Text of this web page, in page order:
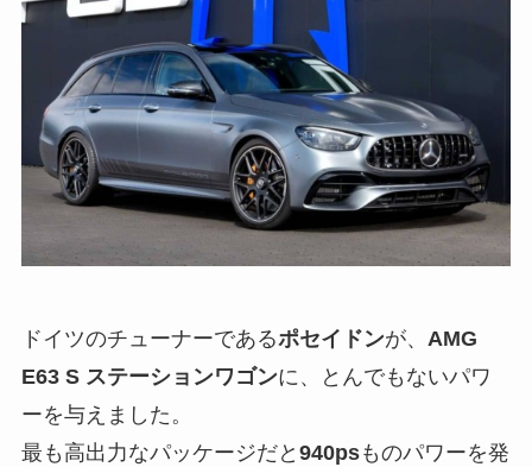
ドイツのチューナーであるポセイドンが、 AMG
E63 S ステーションワゴンに、とんでもないパワ
ーを与えました。
最も高出力なパッケージだと 940psものパワーを発